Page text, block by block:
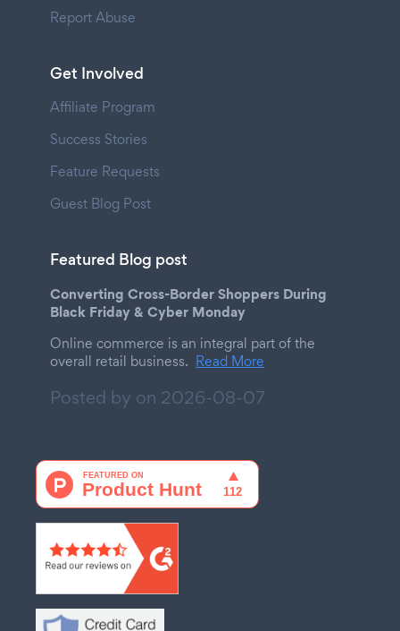
Report Abuse
Get Involved
Affiliate Program
Success Stories
Feature Requests
Guest Blog Post
Featured Blog post
Converting Cross-Border Shoppers During
Black Friday & Cyber Monday
Online commerce is an integral part of the
overall retail business. Read More
Posted by on 2026-08-07